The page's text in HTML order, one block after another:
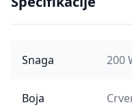
Snaga 200
Boja